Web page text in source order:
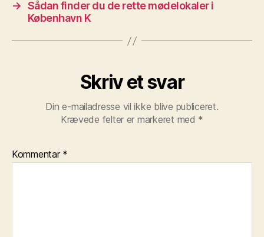
→ Sådan finder du de rette mødelokaler i
København K
Skriv et svar
Din e-mailadresse vil ikke blive publiceret.
Krævede felter er markeret med *
Kommentar *